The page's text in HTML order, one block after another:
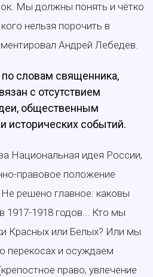
Мы должны понять и чётко
нельзя порочить в
Андрей Лебедев.
словам священника,
с отсутствием
общественным
исторических событий.
Национальная идея России,
правовое положение
Не решено главное: каковы
1917-1918 годов... Кто мы
Красных или Белых? Или мы
перекосах и осуждаем
право, увлечение